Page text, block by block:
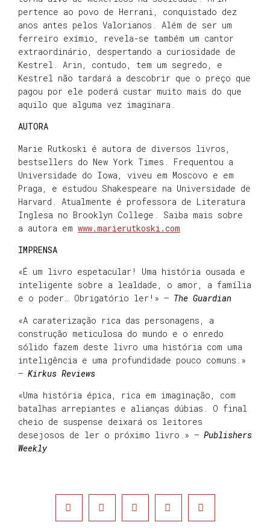
pertence ao povo de Herrani, conquistado dez
anos antes pelos Valorianos. Além de ser um
ferreiro exímio, revela-se também um cantor
extraordinário, despertando a curiosidade de
Kestrel. Arin, contudo, tem um segredo, e
Kestrel não tardará a descobrir que o preço que
pagou por ele poderá custar muito mais do que
aquilo que alguma vez imaginara.
AUTORA
Marie Rutkoski é autora de diversos livros,
bestsellers do New York Times. Frequentou a
Universidade do Iowa, viveu em Moscovo e em
Praga, e estudou Shakespeare na Universidade de
Harvard. Atualmente é professora de Literatura
Inglesa no Brooklyn College. Saiba mais sobre
a autora em www.marierutkoski.com
IMPRENSA
«É um livro espetacular! Uma história ousada e
inteligente sobre a lealdade, o amor, a família
e o poder… Obrigatório ler!» – The Guardian
«A caraterização rica das personagens, a
construção meticulosa do mundo e o enredo
sólido fazem deste livro uma história com uma
inteligência e uma profundidade pouco comuns.»
– Kirkus Reviews
«Uma história épica, rica em imaginação, com
batalhas arrepiantes e alianças dúbias. O final
cheio de suspense deixará os leitores
desejosos de ler o próximo livro.» – Publishers
Weekly